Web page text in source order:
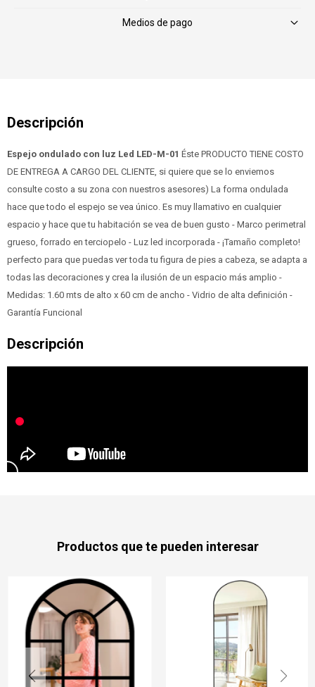
Medios de pago
Espejo ondulado con luz Led LED-M-01 Éste PRODUCTO TIENE COSTO
DE ENTREGA A CARGO DEL CLIENTE, si quiere que se lo enviemos
consulte costo a su zona con nuestros asesores) La forma ondulada
hace que todo el espejo se vea único. Es muy llamativo en cualquier
espacio y hace que tu habitación se vea de buen gusto - Marco perimetral
grueso, forrado en terciopelo - Luz led incorporada - ¡Tamaño completo!
perfecto para que puedas ver toda tu figura de pies a cabeza, se adapta a
todas las decoraciones y crea la ilusión de un espacio más amplio -
Medidas: 1.60 mts de alto x 60 cm de ancho - Vidrio de alta definición -
Garantía Funcional
Productos que te pueden interesar